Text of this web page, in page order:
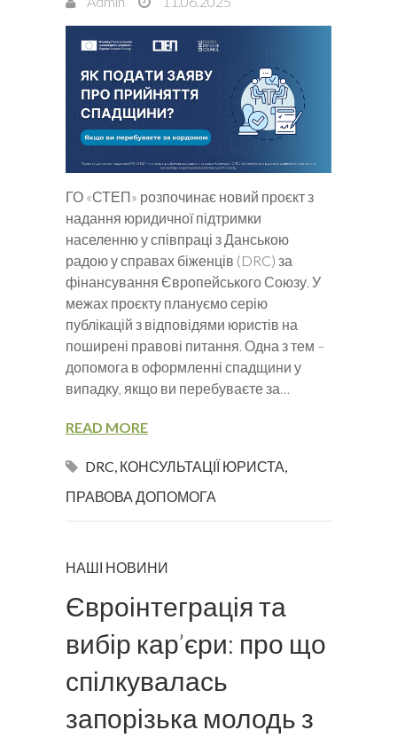
ГО «СТЕП» розпочинає новий проєкт з
надання юридичної підтримки
населенню у співпраці з Данською
радою у справах біженців (DRC) за
фінансування Європейського Союзу. У
межах проєкту плануємо серію
публікацій з відповідями юристів на
поширені правові питання. Одна з тем –
допомога в оформленні спадщини у
випадку, якщо ви перебуваєте за…
READ MORE
DRC, КОНСУЛЬТАЦІЇ ЮРИСТА,
ПРАВОВА ДОПОМОГА
НАШІ НОВИНИ
Євроінтеграція та
вибір кар’єри: про що
спілкувалась
запорізька молодь з